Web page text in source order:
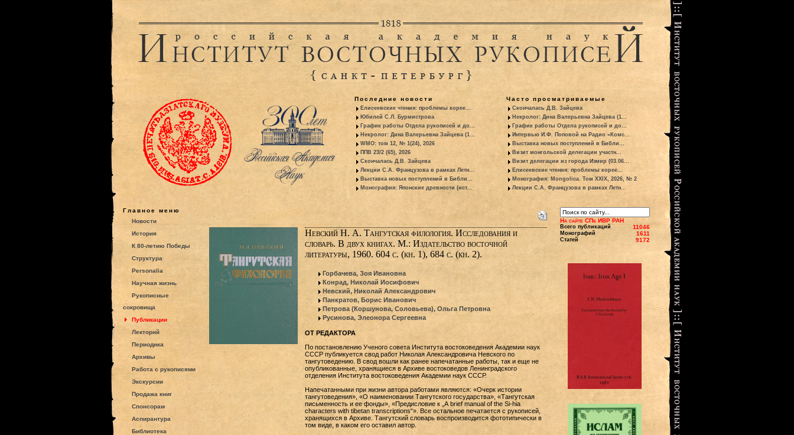
Последние новости
Елисеевские чтения: проблемы корее...
Юбилей С.Л. Бурмистрова
График работы Отдела рукописей и до...
Некролог: Дина Валерьевна Зайцева (1...
WMO: том 12, № 1(24), 2026
ППВ 23/2 (65), 2026
Скончалась Д.В. Зайцева
Лекции С.А. Французова в рамках Летн...
Выставка новых поступлений в Библи...
Монография: Японские древности (ист...
Часто просматриваемые
Скончалась Д.В. Зайцева
Некролог: Дина Валерьевна Зайцева (1...
График работы Отдела рукописей и до...
Интервью И.Ф. Поповой на Радио «Комс...
Выставка новых поступлений в Библи...
Визит монгольской делегации участн...
Визит делегации из города Измир (03.06...
Елисеевские чтения: проблемы корее...
Монография: Mongolica. Том XXIX, 2026, № 2
Лекции С.А. Французова в рамках Летн...
Главное меню
Новости
История
К 80-летию Победы
Структура
Personalia
Научная жизнь
Рукописные
сокровища
Публикации
Лекторий
Периодика
Архивы
Работа с рукописями
Экскурсии
Продажа книг
Спонсорам
Аспирантура
Библиотека
Невский Н. А. Тангутская филология. Исследования и
словарь. В двух книгах. М.: Издательство восточной
литературы, 1960. 604 с. (кн. 1), 684 с. (кн. 2).
Горбачева, Зоя Ивановна
Конрад, Николай Иосифович
Невский, Николай Александрович
Панкратов, Борис Иванович
Петрова (Коршунова, Соловьева), Ольга Петровна
Русинова, Элеонора Сергеевна
ОТ РЕДАКТОРА
По постановлению Ученого совета Института востоковедения Академии наук
СССР публикуется свод работ Николая Александровича Невского по
тангутоведению. В свод вошли как ранее напечатанные работы, так и еще не
опубликованные, хранящиеся в Архиве востоковедов Ленинградского
отделения Института востоковедения Академии наук СССР.
Напечатанными при жизни автора работами являются: «Очерк истории
тангутоведения», «О наименовании Тангутского государства», «Тангутская
письменность и ее фонды», «Предисловие к „А brief manual of the Si-hia
characters with tibetan transcriptions“». Все остальное печатается с рукописей,
хранящихся в Архиве. Тангутский словарь воспроизводится фототипически в
том виде, в каком его оставил автор.
На сайте СПб ИВР РАН
Всего публикаций 11046
Монографий 1611
Статей 9172